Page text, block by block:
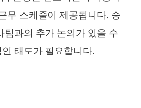
무 스케줄이 제공됩니다. 승
팀과의 추가 논의가 있을 수
태도가 필요합니다.